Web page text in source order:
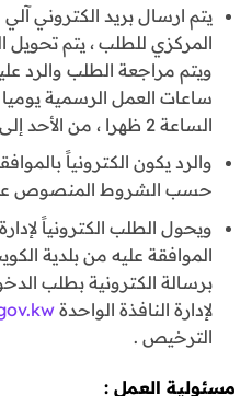
يتم ارسال بريد الكتروني
المركزي للطلب ، يتم تحويل
ويتم مراجعة الطلب والرد
الساعة 2 ظهرا ، من الأحد إلى الخميس .
والرد يكون الكترونياً
حسب الشروط المنصوص
ويحول الطلب الكترونياً
الموافقة عليه من بلدية
برسالة الكترونية بطلب
لإدارة النافذة الواحدة
الترخيص .
مسئولية العمل :